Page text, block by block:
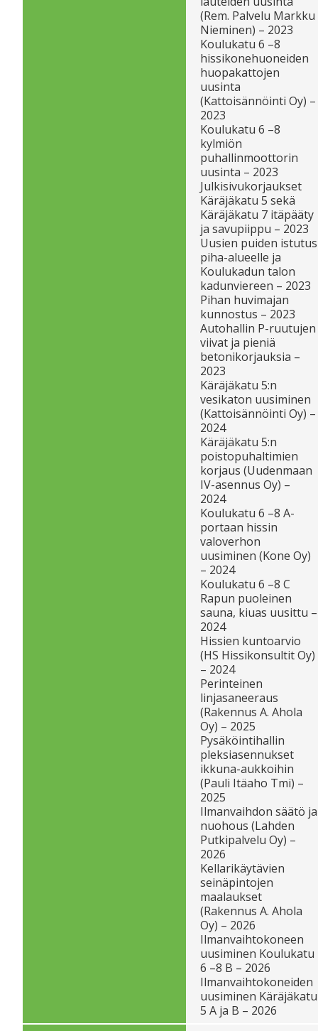
(Rem. Palvelu Markku
Nieminen) – 2023
Koulukatu 6 –8
hissikonehuoneiden
huopakattojen
uusinta
(Kattoisännöinti Oy) –
2023
Koulukatu 6 –8
kylmiön
puhallinmoottorin
uusinta – 2023
Julkisivukorjaukset
Käräjäkatu 5 sekä
Käräjäkatu 7 itäpääty
ja savupiippu – 2023
Uusien puiden istutus
piha-alueelle ja
Koulukadun talon
kadunviereen – 2023
Pihan huvimajan
kunnostus – 2023
Autohallin P-ruutujen
viivat ja pieniä
betonikorjauksia –
2023
Käräjäkatu 5:n
vesikaton uusiminen
(Kattoisännöinti Oy) –
2024
Käräjäkatu 5:n
poistopuhaltimien
korjaus (Uudenmaan
IV-asennus Oy) –
2024
Koulukatu 6 –8 A-
portaan hissin
valoverhon
uusiminen (Kone Oy)
– 2024
Koulukatu 6 –8 C
Rapun puoleinen
sauna, kiuas uusittu –
2024
Hissien kuntoarvio
(HS Hissikonsultit Oy)
– 2024
Perinteinen
linjasaneeraus
(Rakennus A. Ahola
Oy) – 2025
Pysäköintihallin
pleksiasennukset
ikkuna-aukkoihin
(Pauli Itäaho Tmi) –
2025
Ilmanvaihdon säätö ja
nuohous (Lahden
Putkipalvelu Oy) –
2026
Kellarikäytävien
seinäpintojen
maalaukset
(Rakennus A. Ahola
Oy) – 2026
Ilmanvaihtokoneen
uusiminen Koulukatu
6 –8 B – 2026
Ilmanvaihtokoneiden
uusiminen Käräjäkatu
5 A ja B – 2026